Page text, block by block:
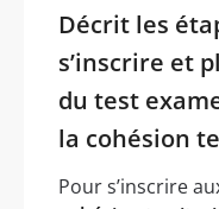
Décrit les
s’inscrire et
du test
la cohésion
Pour s’inscrire